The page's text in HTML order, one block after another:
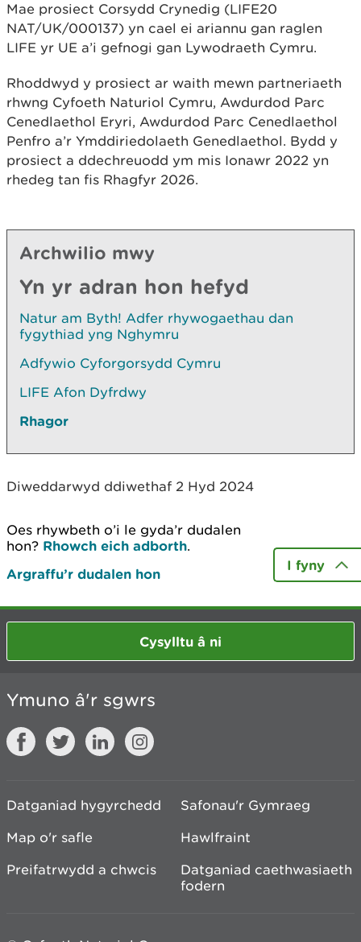
Mae prosiect Corsydd Crynedig (LIFE20
NAT/UK/000137) yn cael ei ariannu gan raglen
LIFE yr UE a’i gefnogi gan Lywodraeth Cymru.
Rhoddwyd y prosiect ar waith mewn partneriaeth
rhwng Cyfoeth Naturiol Cymru, Awdurdod Parc
Cenedlaethol Eryri, Awdurdod Parc Cenedlaethol
Penfro a’r Ymddiriedolaeth Genedlaethol. Bydd y
prosiect a ddechreuodd ym mis Ionawr 2022 yn
rhedeg tan fis Rhagfyr 2026.
Archwilio mwy
Yn yr adran hon hefyd
Natur am Byth! Adfer rhywogaethau dan
fygythiad yng Nghymru
Adfywio Cyforgorsydd Cymru
LIFE Afon Dyfrdwy
Rhagor
Diweddarwyd ddiwethaf 2 Hyd 2024
Oes rhywbeth o’i le gyda’r dudalen
hon? Rhowch eich adborth.
Argraffu’r dudalen hon
I fyny
Cysylltu â ni
Ymuno â'r sgwrs
Datganiad hygyrchedd
Safonau'r Gymraeg
Map o'r safle
Hawlfraint
Preifatrwydd a chwcis
Datganiad caethwasiaeth
fodern